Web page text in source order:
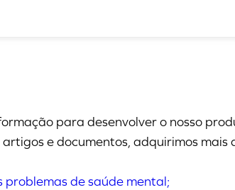
para desenvolver o nosso
e documentos, adquirimos mais
problemas de saúde mental;